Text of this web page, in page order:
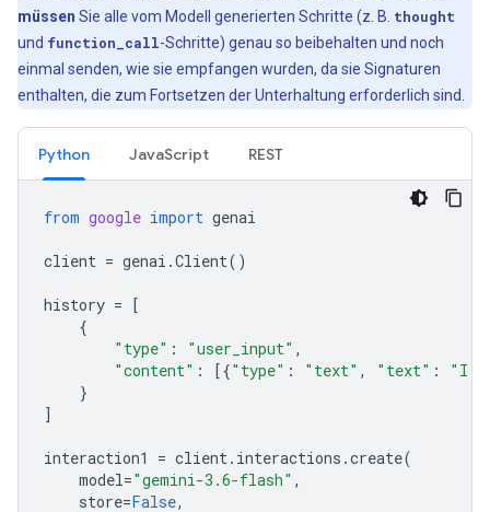
müssen Sie alle vom Modell generierten Schritte (z. B. thought
und function_call-Schritte) genau so beibehalten und noch
einmal senden, wie sie empfangen wurden, da sie Signaturen
enthalten, die zum Fortsetzen der Unterhaltung erforderlich sind.
Python JavaScript REST
from google import genai
client = genai .Client()
history = [
{
"type" : "user_input" ,
"content" : [{"type" : "text" , "text" :
"I
}
]
interaction1 = client. interactions .create(
model="gemini-3.6-flash" ,
store=False,